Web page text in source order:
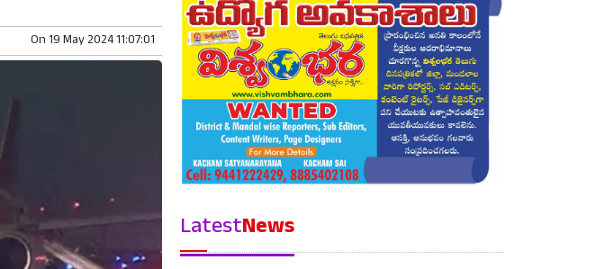
On19 May 2024 11:07:01
LatestNews